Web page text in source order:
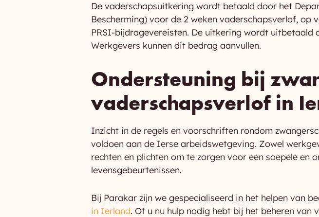
De vaderschapsuitkering wordt betaald door het
Bescherming) voor de 2 weken vaderschapsverlof,
PRSI-bijdragevereisten. De uitkering wordt uitbetaald
Werkgevers kunnen dit bedrag aanvullen.
Ondersteuning bij
vaderschapsverlof in
Inzicht in de regels en voorschriften rondom
voldoen aan de Ierse arbeidswetgeving. Zowel
rechten en plichten om te zorgen voor een soepele en
levensgebeurtenissen.
Bij Parakar zijn we gespecialiseerd in het helpen van
in Ierland. Of u nu hulp nodig hebt bij het beheren